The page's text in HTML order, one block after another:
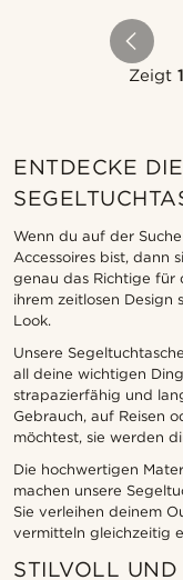
Zeigt
ENTDECKE
Wenn du auf der
Accessoires bist, dann
genau das Richtige für
ihrem zeitlosen
Look.
Unsere
all deine wichtigen
strapazierfähig und
Gebrauch, auf Reisen
möchtest, sie werden
Die hochwertigen
machen unsere
Sie verleihen deinem
vermitteln gleichzeitig
STILVOLL